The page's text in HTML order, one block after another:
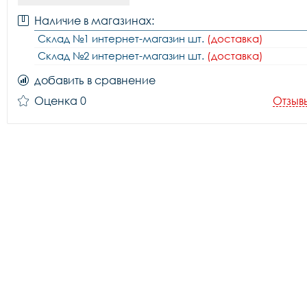
Наличие в магазинах:
Склад №1 интернет-магазин шт. (доставка)
Склад №2 интернет-магазин шт. (доставка)
добавить в сравнение
Оценка 0